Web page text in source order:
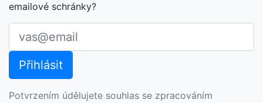
emailové schránky?
Potvrzením údělujete souhlas se zpracováním